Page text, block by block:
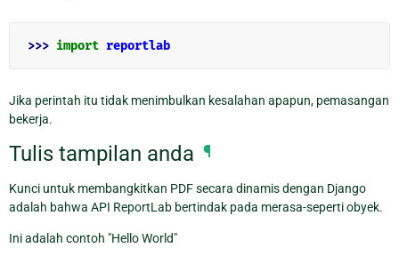
>>> import reportlab
Jika perintah itu tidak menimbulkan kesalahan apapun, pemasangan
bekerja.
Tulis tampilan anda ¶
Kunci untuk membangkitkan PDF secara dinamis dengan Django
adalah bahwa API ReportLab bertindak pada merasa-seperti obyek.
Ini adalah contoh "Hello World"